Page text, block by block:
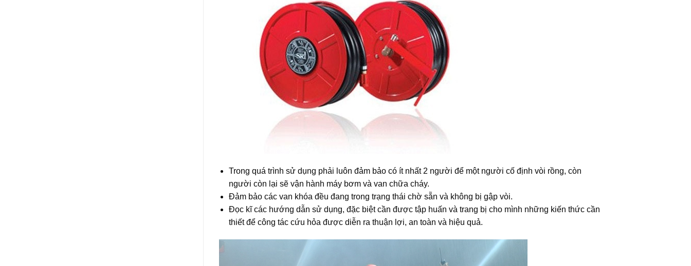
Trong quá trình sử dụng phải luôn đảm bảo có ít nhất 2 người để một người cố định vòi rồng, còn
người còn lại sẽ vận hành máy bơm và van chữa cháy.
Đảm bảo các van khóa đều đang trong trạng thái chờ sẵn và không bị gập vòi.
Đọc kĩ các hướng dẫn sử dụng, đặc biệt cần được tập huấn và trang bị cho mình những kiến thức cần
thiết để công tác cứu hỏa được diễn ra thuận lợi, an toàn và hiệu quả.